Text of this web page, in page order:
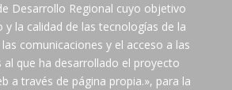
Desarrollo Regional cuyo objetivo
y la calidad de las tecnologías de la
comunicaciones y el acceso a las
al que ha desarrollado el proyecto
a través de página propia.», para la